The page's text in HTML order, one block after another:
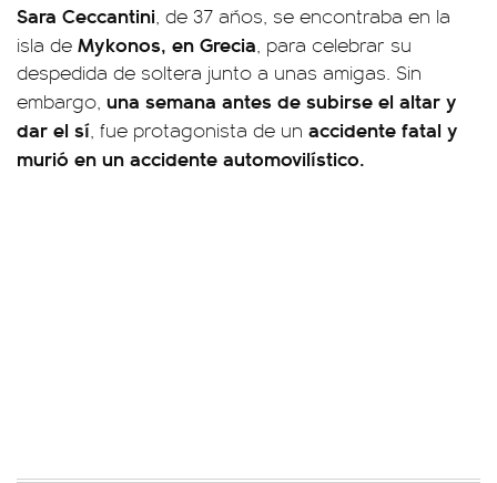
Sara Ceccantini, de 37 años, se encontraba en la
isla de Mykonos, en Grecia, para celebrar su
despedida de soltera junto a unas amigas. Sin
embargo, una semana antes de subirse el altar y
dar el sí, fue protagonista de un accidente fatal y
murió en un accidente automovilístico.